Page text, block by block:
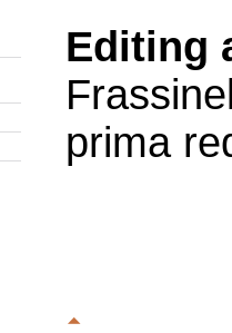
Editing
prima